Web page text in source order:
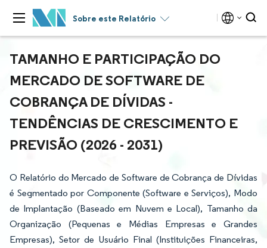
Sobre este Relatório
TAMANHO E PARTICIPAÇÃO DO
MERCADO DE SOFTWARE DE
COBRANÇA DE DÍVIDAS -
TENDÊNCIAS DE CRESCIMENTO E
PREVISÃO (2026 - 2031)
O Relatório do Mercado de Software de Cobrança de Dívidas
é Segmentado por Componente (Software e Serviços), Modo
de Implantação (Baseado em Nuvem e Local), Tamanho da
Organização (Pequenas e Médias Empresas e Grandes
Empresas), Setor de Usuário Final (Instituições Financeiras,